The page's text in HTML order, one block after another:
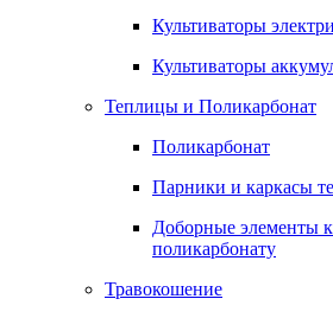
Культиваторы
Культиваторы
Теплицы и Поликарбонат
Поликарбонат
Парники и каркасы
Доборные элементы
поликарбонату
Травокошение